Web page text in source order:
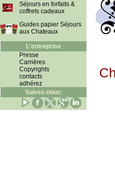
Séjours en forfaits &
coffrets cadeaux
Guides papier Séjours
aux Chateaux
L'entreprise
Presse
Carrières
Copyrights
contacts
adhérez
Suivez-nous: